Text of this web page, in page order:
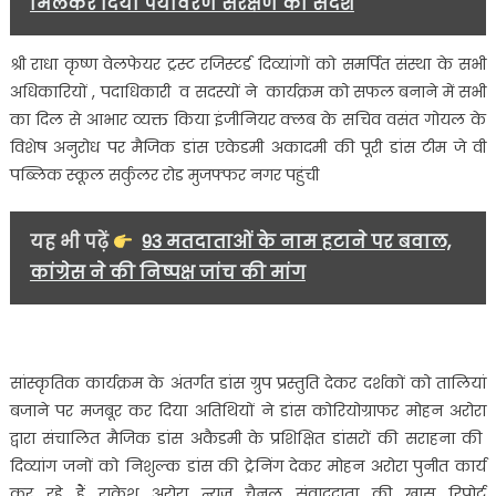
श्री राधा कृष्ण वेलफेयर ट्रस्ट रजिस्टर्ड दिव्यांगों को समर्पित संस्था के सभी
अधिकारियों , पदाधिकारी व सदस्यों ने कार्यक्रम को सफल बनाने में सभी
का दिल से आभार व्यक्त किया इंजीनियर क्लब के सचिव वसंत गोयल के
विशेष अनुरोध पर मैजिक डांस एकेडमी अकादमी की पूरी डांस टीम जे वी
पब्लिक स्कूल सर्कुलर रोड मुजफ्फर नगर पहुंची
यह भी पढ़ें
93 मतदाताओं के नाम हटाने पर बवाल,
कांग्रेस ने की निष्पक्ष जांच की मांग
सांस्कृतिक कार्यक्रम के अंतर्गत डांस ग्रुप प्रस्तुति देकर दर्शकों को तालियां
बजाने पर मजबूर कर दिया अतिथियों ने डांस कोरियोग्राफर मोहन अरोरा
द्वारा संचालित मैजिक डांस अकैडमी के प्रशिक्षित डांसरों की सराहना की
दिव्यांग जनों को निशुल्क डांस की ट्रेनिंग देकर मोहन अरोरा पुनीत कार्य